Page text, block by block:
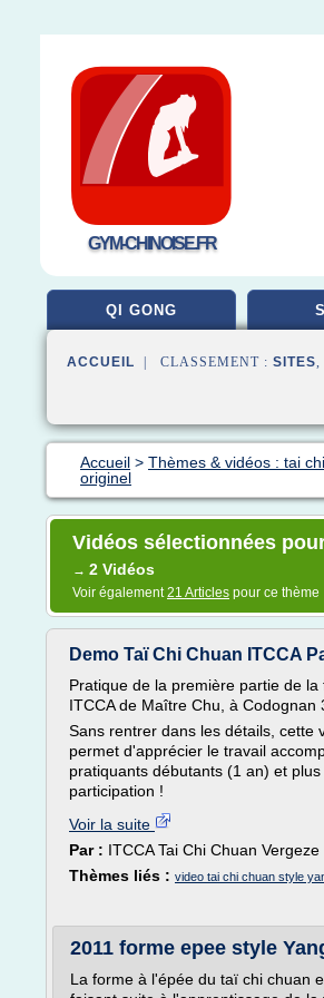
GYM-CHINOISE.FR
QI GONG
ACCUEIL | CLASSEMENT : SITES,
Accueil > Thèmes & vidéos : tai
originel
Vidéos sélectionnées
→ 2 Vidéos
Voir également21 Articles pour ce thème
Demo Taï Chi Chuan ITCCA
Pratique de la première partie de
ITCCA de Maître Chu, à Codognan
Sans rentrer dans les détails, cette
permet d'apprécier le travail
pratiquants débutants (1 an) et
participation !
Voir la suite
Par : ITCCA Tai Chi Chuan Vergeze
Thèmes liés : video tai chi chuan style
2011 forme epee style
La forme à l'épée du taï chi chuan